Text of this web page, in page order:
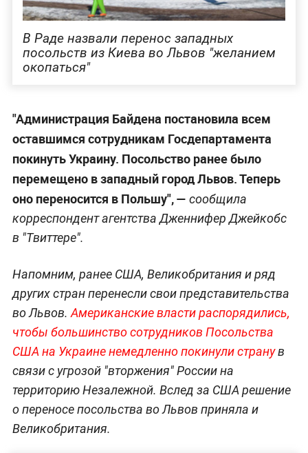
В Раде назвали перенос западных
посольств из Киева во Львов "желанием
окопаться"
"Администрация Байдена постановила всем
оставшимся сотрудникам Госдепартамента
покинуть Украину. Посольство ранее было
перемещено в западный город Львов. Теперь
оно переносится в Польшу", — сообщила
корреспондент агентства Дженнифер Джейкобс
в "Твиттере".
Напомним, ранее США, Великобритания и ряд
других стран перенесли свои представительства
во Львов.Американские власти распорядились,
чтобы большинство сотрудников Посольства
США на Украине немедленно покинули странув
связи с угрозой "вторжения" России на
территорию Незалежной. Вслед за США решение
о переносе посольства во Львов приняла и
Великобритания.